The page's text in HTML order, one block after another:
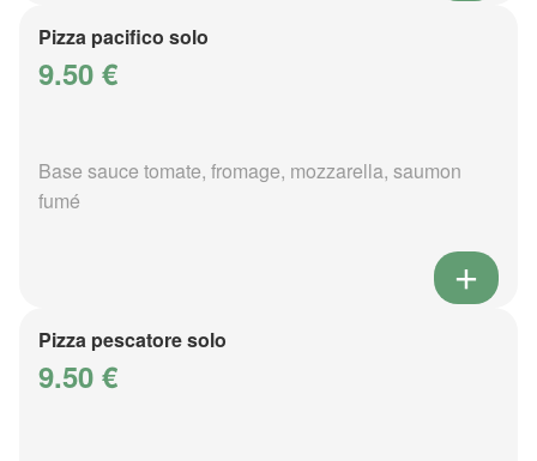
Pizza pacifico solo
9.50 €
Base sauce tomate, fromage, mozzarella, saumon
fumé
Pizza pescatore solo
9.50 €